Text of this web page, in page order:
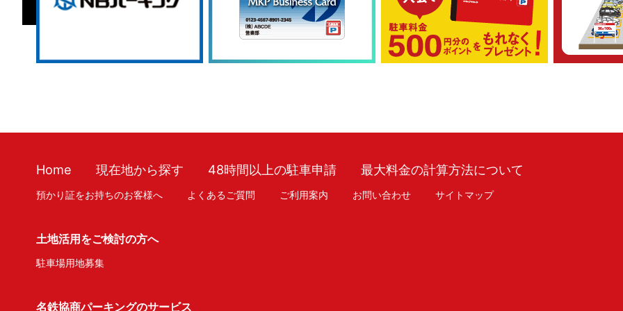
Home 現在地から探す 48時間以上の駐車申請 最大料金の計算方法について
預かり証をお持ちのお客様へ よくあるご質問 ご利用案内 お問い合わせ サイトマップ
土地活用をご検討の方へ
駐車場用地募集
名鉄協商パーキングのサービス